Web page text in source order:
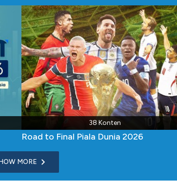
38 Konten
Road to Final Piala Dunia 2026
MORE